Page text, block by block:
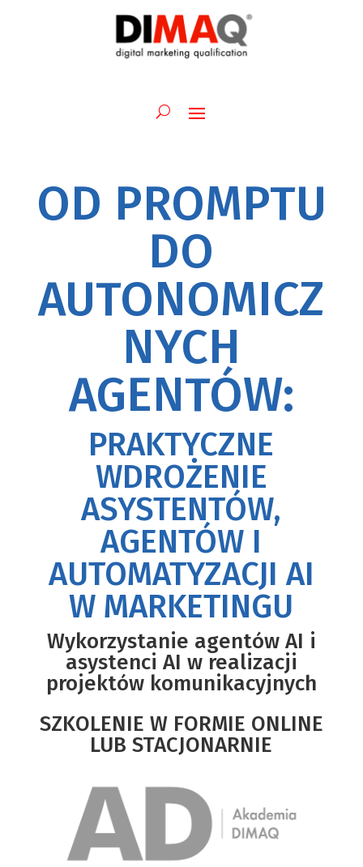
OD PROMPTU
DO
AUTONOMICZ
NYCH
AGENTÓW:
PRAKTYCZNE
WDROŻENIE
ASYSTENTÓW,
AGENTÓW I
AUTOMATYZACJI AI
W MARKETINGU
Wykorzystanie agentów AI i
asystenci AI w realizacji
projektów komunikacyjnych
SZKOLENIE W FORMIE ONLINE
LUB STACJONARNIE